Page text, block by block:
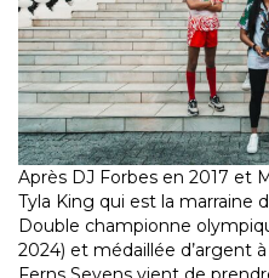
Après DJ Forbes en 2017 et
Tyla King qui est la marraine
Double championne
2024) et médaillée d’argent